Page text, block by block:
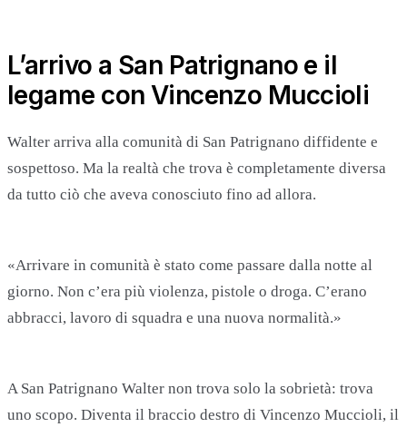
L’arrivo a San Patrignano e il
legame con Vincenzo Muccioli
Walter arriva alla comunità di San Patrignano diffidente e
sospettoso. Ma la realtà che trova è completamente diversa
da tutto ciò che aveva conosciuto fino ad allora.
«Arrivare in comunità è stato come passare dalla notte al
giorno. Non c’era più violenza, pistole o droga. C’erano
abbracci, lavoro di squadra e una nuova normalità.»
A San Patrignano Walter non trova solo la sobrietà: trova
uno scopo. Diventa il braccio destro di Vincenzo Muccioli, il